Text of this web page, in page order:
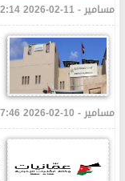
مسامير - 11-02-2026 12:14 PM
مسامير - 10-02-2026 07:46 PM